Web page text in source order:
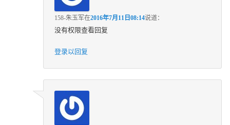
158-朱玉军在2016年7月11日08:14说道：
没有权限查看回复
登录以回复